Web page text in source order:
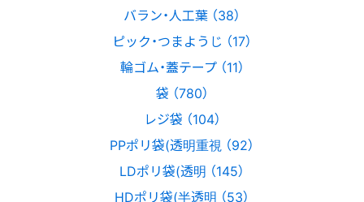
バラン・人工葉 （38）
ピック・つまようじ （17）
輪ゴム・蓋テープ （11）
袋 （780）
レジ袋 （104）
PPポリ袋(透明重視 （92）
LDポリ袋(透明 （145）
HDポリ袋(半透明 （53）